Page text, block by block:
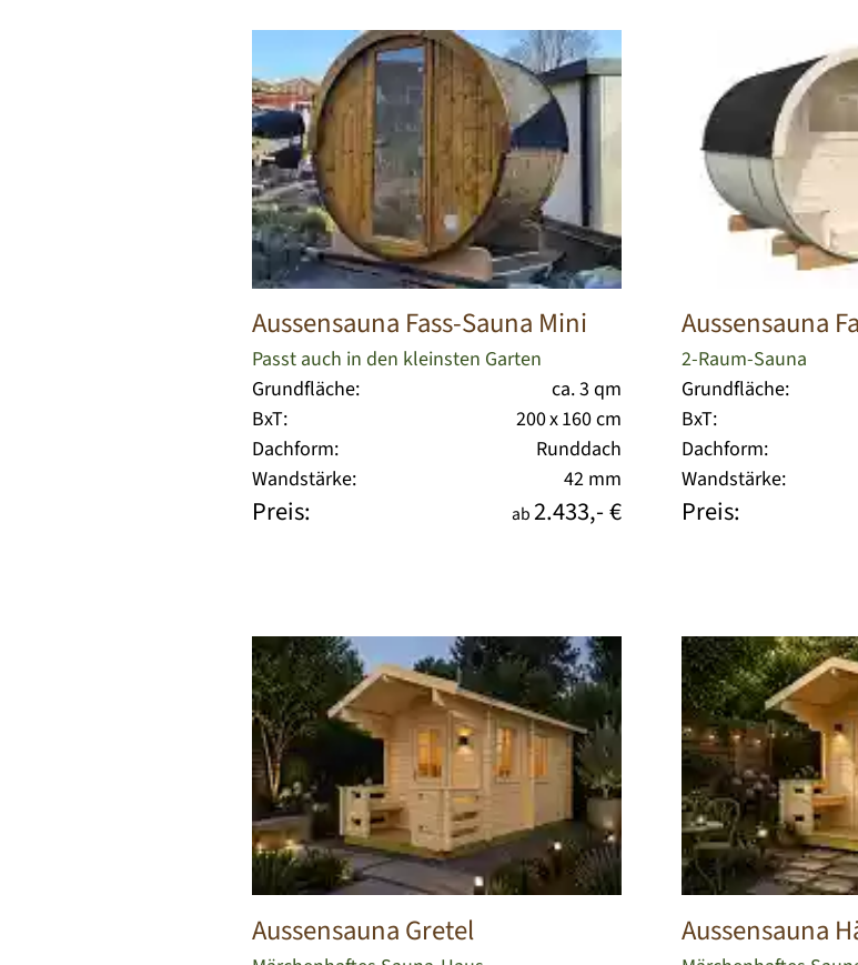
Aussensauna Fass-Sauna Mini
Passt auch in den kleinsten Garten
Grundfläche:
ca. 3 qm
BxT:
200 x 160 cm
Dachform:
Runddach
Wandstärke:
42 mm
Preis: ab2.433,- €
Aussensauna
2-Raum-Sauna
Grundfläche:
BxT:
Dachform:
Wandstärke:
Preis:
Aussensauna Gretel Aussensauna